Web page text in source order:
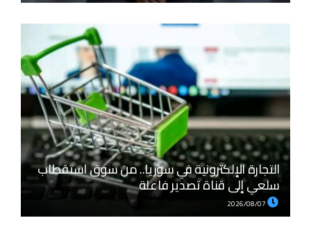
التجارة الإلكترونية في سوريا.. من سوق استقطاب
سلعي إلى قناة تصدير فاعلة